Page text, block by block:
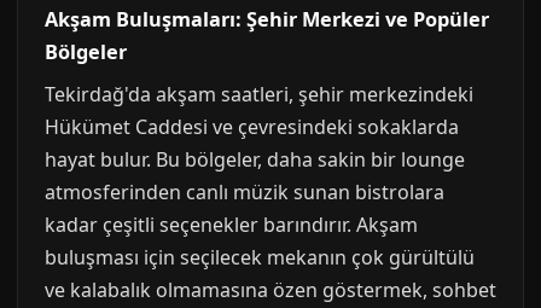
Akşam Buluşmaları: Şehir Merkezi ve Popüler
Bölgeler
Tekirdağ'da akşam saatleri, şehir merkezindeki
Hükümet Caddesi ve çevresindeki sokaklarda
hayat bulur. Bu bölgeler, daha sakin bir lounge
atmosferinden canlı müzik sunan bistrolara
kadar çeşitli seçenekler barındırır. Akşam
buluşması için seçilecek mekanın çok gürültülü
ve kalabalık olmamasına özen göstermek, sohbet